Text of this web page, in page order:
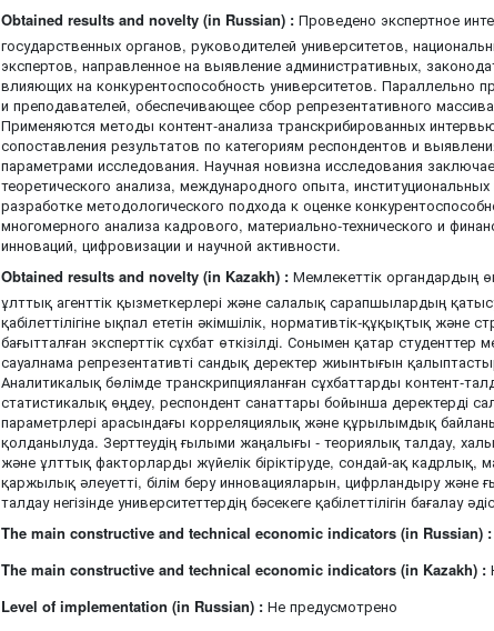
Obtained results and novelty (in Russian) : Проведено экспертное
государственных органов, руководителей университетов,
экспертов, направленное на выявление административных,
влияющих на конкурентоспособность университетов. Параллельно
и преподавателей, обеспечивающее сбор репрезентативного
Применяются методы контент-анализа транскрибированных
сопоставления результатов по категориям респондентов и
параметрами исследования. Научная новизна исследования
теоретического анализа, международного опыта,
разработке методологического подхода к оценке
многомерного анализа кадрового, материально-технического и
инноваций, цифровизации и научной активности.
Obtained results and novelty (in Kazakh) : Мемлекеттік органдардың
ұлттық агенттік қызметкерлері және салалық сарапшылардың
қабілеттілігіне ықпал ететін әкімшілік, нормативтік-құқықтық және
бағытталған эксперттік сұхбат өткізілді. Сонымен қатар студенттер
сауалнама репрезентативті сандық деректер жиынтығын
Аналитикалық бөлімде транскрипцияланған сұхбаттарды контент-
статистикалық өңдеу, респондент санаттары бойынша деректерді
параметрлері арасындағы корреляциялық және құрылымдық
қолданылуда. Зерттеудің ғылыми жаңалығы - теориялық талдау,
және ұлттық факторларды жүйелік біріктіруде, сондай-ақ кадрлық,
қаржылық әлеуетті, білім беру инновацияларын, цифрландыру және
талдау негізінде университеттердің бәсекеге қабілеттілігін бағалау
The main constructive and technical economic indicators (in Russian) :
The main constructive and technical economic indicators (in Kazakh) :
Level of implementation (in Russian) : Не предусмотрено